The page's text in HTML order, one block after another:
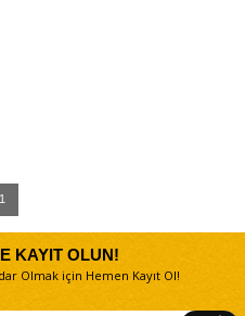
1
KAYIT OLUN!
Olmak için Hemen Kayıt Ol!